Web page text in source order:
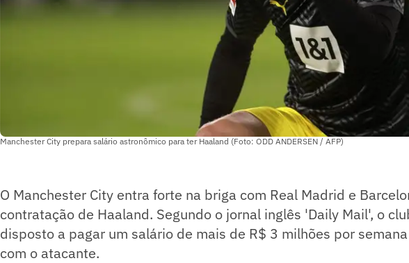
Manchester City prepara salário astronômico para ter Haaland (Foto: ODD ANDERSEN / AFP)
O Manchester City entra forte na briga com Real Madrid e
contratação de Haaland. Segundo o jornal inglês 'Daily Mail', o
disposto a pagar um salário de mais de R$ 3 milhões por
com o atacante.